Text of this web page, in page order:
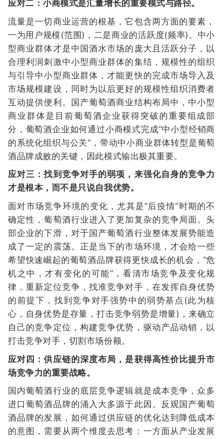
应对二：小商模式是汇量增长的重要模式与路径。
流量是一切商业运营的根基，它包含两方面的要素，
一为用户规模(范围)，二是商业的活跃度(频率)。中小
型商业群体才是中国酒水市场的庞大且活跃分子，以
合理利润刺激中小型商业群体的集结，规模性的组织
与引导中小型商业群体，才能更快的完成市场导入及
市场规模建设，同时为以后更好的规模性组织消费者
互动提供便利。国产葡萄酒商业结构布局中，中小型
商业群体是目前葡萄酒企业获得突破的重要组成部
分，葡萄酒企业如何通过小商模式完成“中小型经销商
的系统化组织与公关”，带动中小商业群体转型是葡萄
酒品牌成败的关键，因此模式输出极其重要。
应对三：找到竞争对手的弱项，来强化自身的竞争力
才是根本，而不是只说自我优势。
面对市场竞争环境的变化，尤其是“后疫情”时期的不
确定性，葡萄酒行业进入了更加复杂的竞争局面。头
部企业的下滑，对于国产葡萄酒行业整体发展势能造
成了一定的震荡。正是当下的市场环境，才会给一些
希望快速崛起的葡萄酒品牌获得更快成长的机会，“危
机之中，才有变化的可能”，看清市场竞争及变化规
律，重新定位竞争，找准竞争对手，在发挥自身优势
的前提下，找到竞争对手强势中的弱势基点(此为核
心，自身优势是存量，打击竞争弱势是增量)，来确立
自己的竞争定位，构建竞争优势，驱动产品动销，以
打击竞争对手，切割市场份额。
应对四：供应链的深度布局，是获得高性价比提升市
场竞争力的重要战略。
国内葡萄酒行业的底层竞争逻辑就是成本竞争，众多
进口葡萄酒品牌的涌入大多源于此因。反观国产葡萄
酒品牌的发展，如何通过供应链的优化达到降低成本
的意图，需要从两个维度去思考：一方面从产业发展